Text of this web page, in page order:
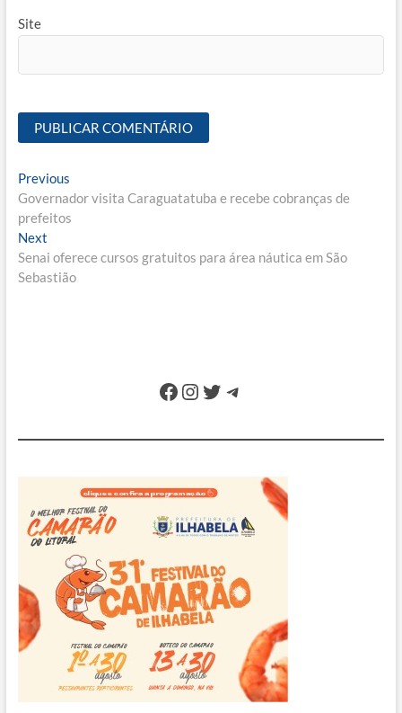
Site
Navegação
de
Post
PreviousPrevious
post:
Governador visita Caraguatatuba e recebe cobranças de
prefeitos
NextNext
post:
Senai oferece cursos gratuitos para área náutica em São
Sebastião
Facebook
Instagram
Twitter
Telegram